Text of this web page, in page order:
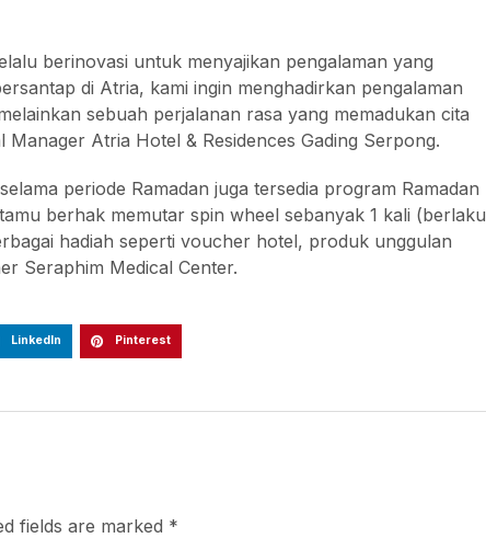
berinovasi untuk menyajikan pengalaman yang
di Atria, kami ingin menghadirkan pengalaman
sebuah perjalanan rasa yang memadukan cita
Atria Hotel & Residences Gading Serpong.
periode Ramadan juga tersedia program Ramadan
berhak memutar spin wheel sebanyak 1 kali (berlaku
hadiah seperti voucher hotel, produk unggulan
Seraphim Medical Center.
LinkedIn Pinterest
fields are marked *